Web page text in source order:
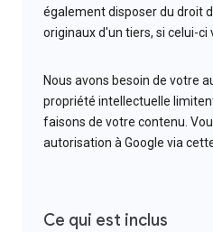
également disposer du droit
originaux d'un tiers, si celui-ci
Nous avons besoin de votre
propriété intellectuelle
faisons de votre contenu.
autorisation à Google via
Ce qui est inclus